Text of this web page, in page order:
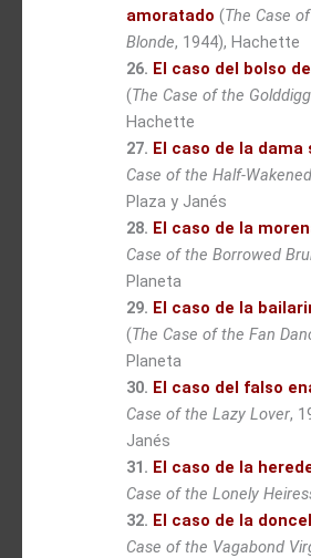
amoratado (The Case
Blonde, 1944), Hachette
26. El caso del bolso
(The Case of the
Hachette
27. El caso de la dama
Case of the Half-
Plaza y Janés
28. El caso de la
Case of the Borrowed
Planeta
29. El caso de la
(The Case of the Fan
Planeta
30. El caso del falso
Case of the Lazy Lover,
Janés
31. El caso de la
Case of the Lonely
32. El caso de la
Case of the Vagabond